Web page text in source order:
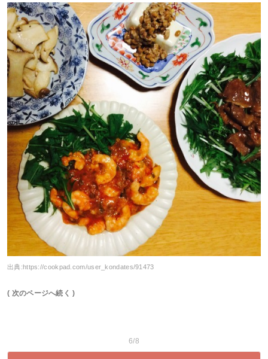
出典:https://cookpad.com/user_kondates/91473
( 次のページへ続く )
6/8